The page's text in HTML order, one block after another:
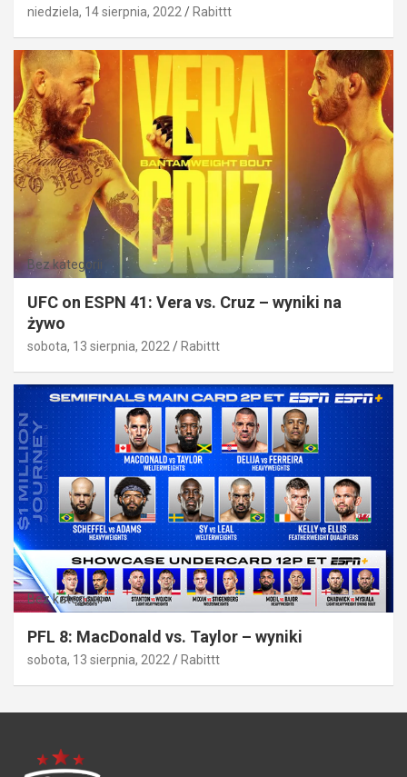
niedziela, 14 sierpnia, 2022 Rabittt
Bez kategorii
UFC on ESPN 41: Vera vs. Cruz – wyniki na
żywo
sobota, 13 sierpnia, 2022 Rabittt
Bez kategorii
PFL 8: MacDonald vs. Taylor – wyniki
sobota, 13 sierpnia, 2022 Rabittt